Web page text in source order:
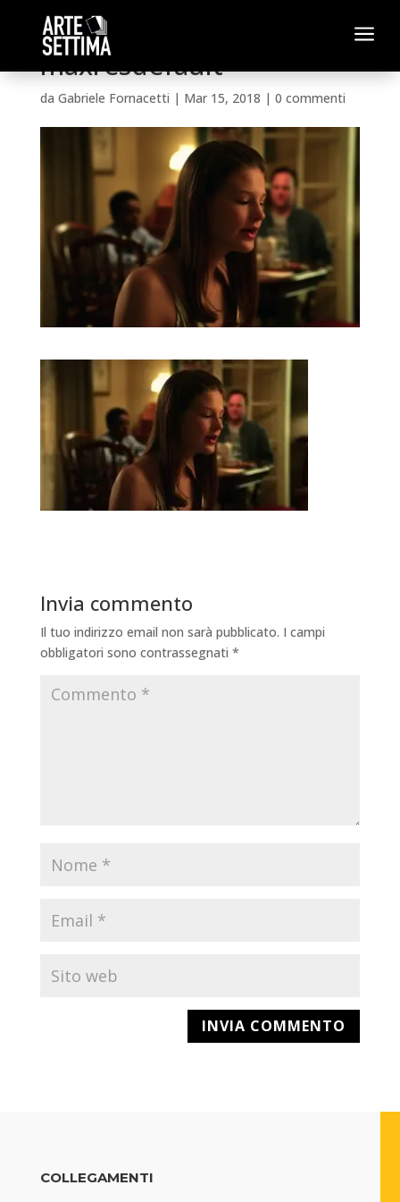
a
maxresdefault
da Gabriele Fornacetti | Mar 15, 2018 | 0 commenti
Invia commento
Il tuo indirizzo email non sarà pubblicato. I campi
obbligatori sono contrassegnati *
COLLEGAMENTI